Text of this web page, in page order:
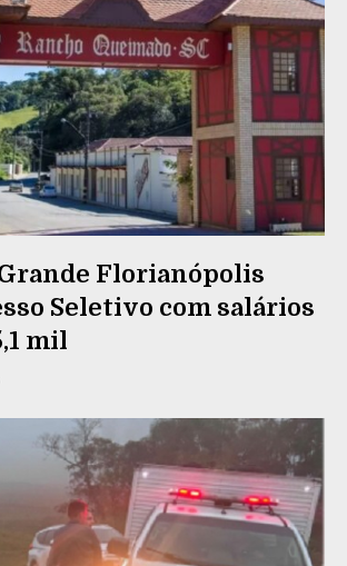
Florianópolis
Seletivo com salários
mil